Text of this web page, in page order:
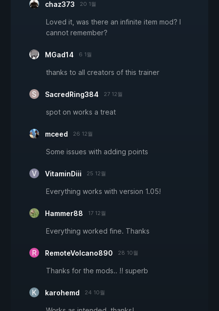
chaz373 20 1월
Loved it, was there an infinite item mod? I
cannot remember?
MGad14 6 1월
thanks to all creators of this trainer
SacredRing384 27 12월
spot on works a treat
mceed 26 12월
Some issues with adding points
VitaminDiii 25 12월
Everything works with version 1.05!
Hammer88 17 12월
Everything worked fine. Thanks
RemoteVolcano890 28 10월
Thanks for the mods.. !! superb
karohemd 24 10월